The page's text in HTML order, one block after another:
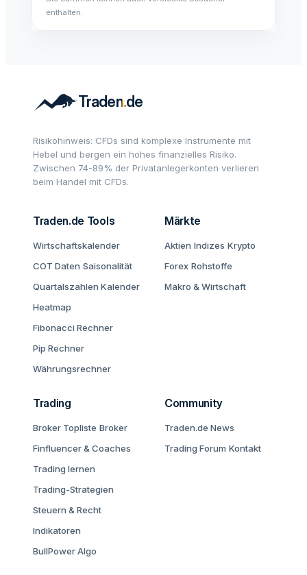
enthalten.
Risikohinweis: CFDs sind komplexe Instrumente mit
Hebel und bergen ein hohes finanzielles Risiko.
Zwischen 74-89% der Privatanlegerkonten verlieren
beim Handel mit CFDs.
Traden.de Tools
Wirtschaftskalender
COT Daten Saisonalität
Quartalszahlen Kalender
Heatmap
Fibonacci Rechner
Pip Rechner
Währungsrechner
Märkte
Aktien Indizes Krypto
Forex Rohstoffe
Makro & Wirtschaft
Trading
Broker Topliste Broker
Finfluencer & Coaches
Trading lernen
Trading-Strategien
Steuern & Recht
Indikatoren
BullPower Algo
Community
Traden.de News
Trading Forum Kontakt